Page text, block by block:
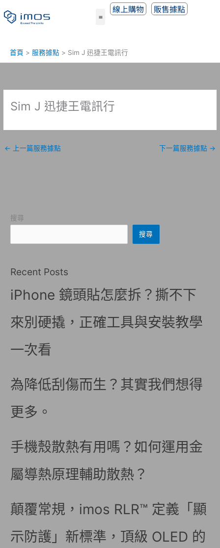
至
線上購物 販售據點
首頁 服務據點 Sim J 迅捷王電訊行
Sim J 迅捷王電訊行
← 上一篇服務據點 下一篇服務據點 →
搜尋
搜尋
Recent Posts
iPhone 鏡頭貼怎麼拆？撕不下
來別硬撬，正確工具與安裝教學
一次看
為降低刮傷而生？其實我們想得
更多。
手機殼散熱有用嗎？如何運用金
屬導熱原理輔助散熱？
顛覆常規，imos RLR™ 定義「顯
示防護」新標準，頂級 OLED 的